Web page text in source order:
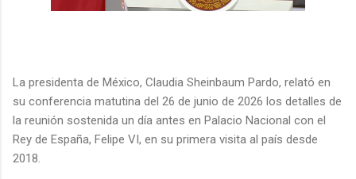
La presidenta de México, Claudia Sheinbaum Pardo, relató en
su conferencia matutina del 26 de junio de 2026 los detalles de
la reunión sostenida un día antes en Palacio Nacional con el
Rey de España, Felipe VI, en su primera visita al país desde
2018.